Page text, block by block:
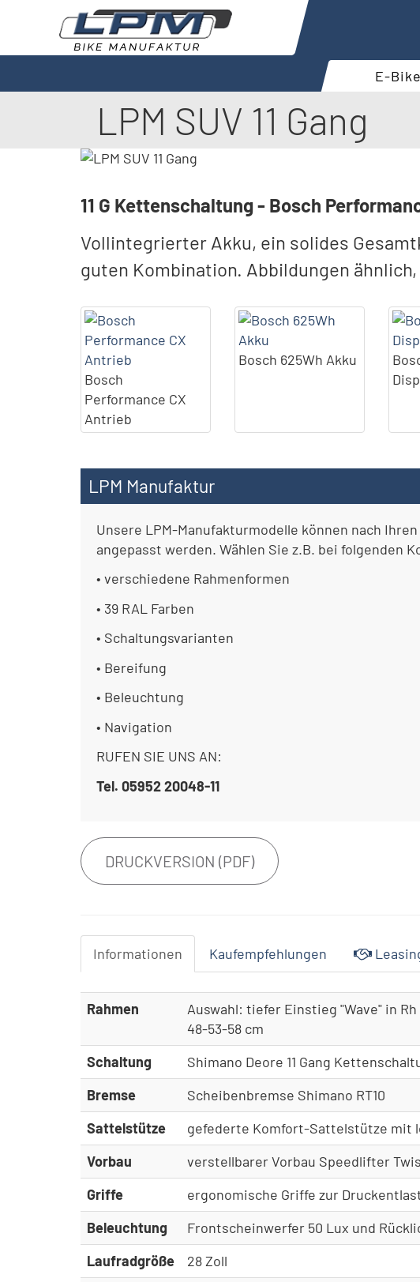
E-
LPM SUV 11 Gang
11 G Kettenschaltung - Bosch
Vollintegrierter Akku, ein solides
guten Kombination. Abbildungen
Bosch
Performance CX
Antrieb
Bosch 625Wh Akku
LPM Manufaktur
Unsere LPM-Manufakturmodelle können nach
angepasst werden. Wählen Sie z.B. bei folgenden
• verschiedene Rahmenformen
• 39 RAL Farben
• Schaltungsvarianten
• Bereifung
• Beleuchtung
• Navigation
RUFEN SIE UNS AN:
Tel. 05952 20048-11
DRUCKVERSION (PDF)
Informationen Kaufempfehlungen
Rahmen
Auswahl: tiefer Einstieg "Wave" in
48-53-58 cm
Schaltung
Shimano Deore 11 Gang
Bremse
Scheibenbremse Shimano RT10
Sattelstütze
gefederte Komfort-Sattelstütze mit
Vorbau
verstellbarer Vorbau Speedlifter
Griffe
ergonomische Griffe zur
Beleuchtung
Frontscheinwerfer 50 Lux und
Laufradgröße
28 Zoll